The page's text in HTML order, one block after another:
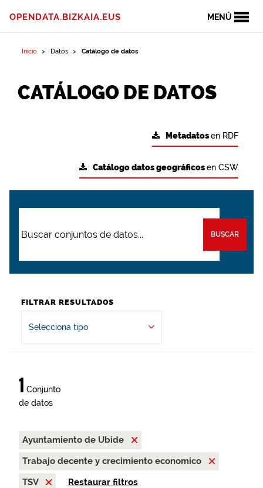
MENÚ
OPENDATA.BIZKAIA.EUS
Inicio Datos Catálogo de datos
CATÁLOGO DE DATOS
Metadatosen RDF
Catálogo datos geográficosen CSW
BUSCAR
FILTRAR RESULTADOS
Selecciona tipo
1 Conjunto
de datos
Ayuntamiento de Ubide
Trabajo decente y crecimiento economico
TSV
Restaurar filtros